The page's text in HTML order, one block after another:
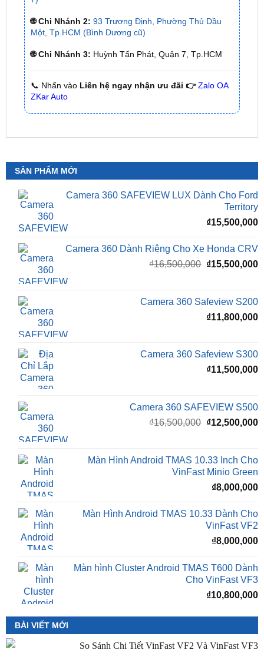
🌐 Chi Nhánh 2: 93 Trương Định, Phường Thủ Dầu
Một, Tp.HCM (Bình Dương cũ)
🌐 Chi Nhánh 3: Huỳnh Tấn Phát, Quận 7, Tp.HCM
📞 Nhấn vàoLiên hệ ngay nhận ưu đãi 👉 Zalo OA
ZKar Auto
SẢN PHẨM MỚI
Camera 360 SAFEVIEW LUX Dành Cho Ford
Territory
₫15,500,000
Camera 360 Dành Riêng Cho Xe Honda CRV
₫16,500,000 Giá
₫16,500,000.
₫15,500,000
Camera 360 Safeview S200
₫11,800,000
Camera 360 Safeview S300
₫11,500,000
Camera 360 SAFEVIEW S500
₫16,500,000 Giá
₫16,500,000.
₫12,500,000
Màn Hình Android TMAS 10.33 Inch Cho
VinFast Minio Green
₫8,000,000
Màn Hình Android TMAS 10.33 Dành Cho
VinFast VF2
₫8,000,000
Màn hình Cluster Android TMAS T600 Dành
Cho VinFast VF3
₫10,800,000
BÀI VIẾT MỚI